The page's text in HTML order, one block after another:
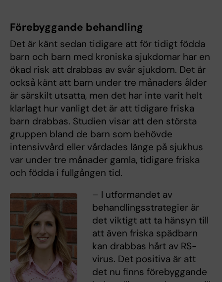
Förebyggande behandling
Det är känt sedan tidigare att för tidigt födda
barn och barn med kroniska sjukdomar har en
ökad risk att drabbas av svår sjukdom. Det är
också känt att barn under tre månaders ålder
är särskilt utsatta, men det har inte varit helt
klarlagt hur vanligt det är att tidigare friska
barn drabbas. Studien visar att den största
gruppen bland de barn som behövde
intensivvård eller vårdades länge på sjukhus
var under tre månader gamla, tidigare friska
och födda i fullgången tid.
– I utformandet av
behandlingsstrategier är
det viktigt att ta hänsyn till
att även friska spädbarn
kan drabbas hårt av RS-
virus. Det positiva är att
det nu finns förebyggande